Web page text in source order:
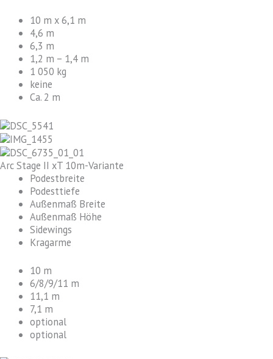
10 m x 6,1 m
4,6 m
6,3 m
1,2 m – 1,4 m
1 050 kg
keine
Ca. 2 m
Arc Stage II xT 10m-Variante
Podestbreite
Podesttiefe
Außenmaß Breite
Außenmaß Höhe
Sidewings
Kragarme
10 m
6/8/9/11 m
11,1 m
7,1 m
optional
optional